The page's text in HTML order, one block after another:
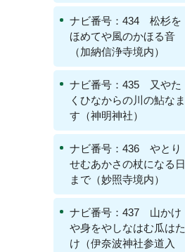
ナビ番号：434 松杉を
ほめてや風のかほる音
（加納信浄寺境内）
ナビ番号：435 又やた
くひなからの川の鮎なま
す（神明神社）
ナビ番号：436 やとり
せむあかさの杖になる日
まで（妙照寺境内）
ナビ番号：437 山かけ
や身をやしなはむ瓜はた
け（伊奈波神社参道入